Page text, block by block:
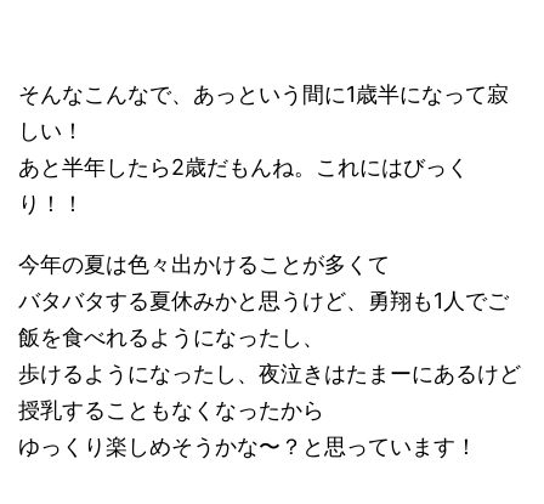
そんなこんなで、あっという間に1歳半になって寂
しい！
あと半年したら2歳だもんね。これにはびっく
り！！
今年の夏は色々出かけることが多くて
バタバタする夏休みかと思うけど、勇翔も1人でご
飯を食べれるようになったし、
歩けるようになったし、夜泣きはたまーにあるけど
授乳することもなくなったから
ゆっくり楽しめそうかな〜？と思っています！